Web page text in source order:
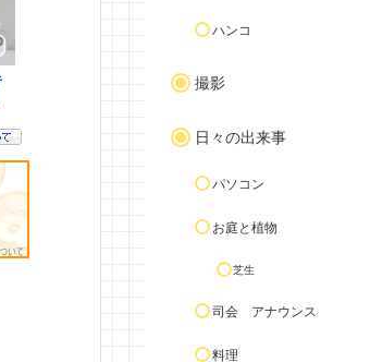
ハンコ
撮影
日々の出来事
パソコン
お庭と植物
芝生
司会 アナウンス
料理